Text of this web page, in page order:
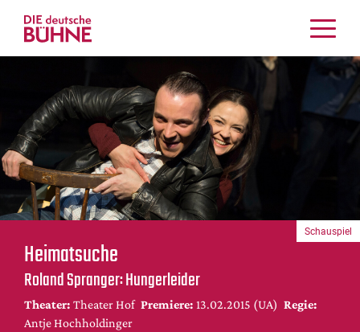
Schauspiel
Musiktheater
Tanz
Crossover
Bühnenwelt
Festivals & Veranstaltungen
Menschen & Theater
Themen
Internationales
Nachrufe
Heimatsuche
Roland Spranger: Hungerleider
Theater: Theater Hof Premiere: 13.02.2015 (UA) Regie:
Antje Hochholdinger
Schauspiel